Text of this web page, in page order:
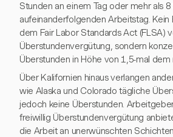
Stunden an einem Tag oder mehr als
aufeinanderfolgenden Arbeitstag.
dem Fair Labor Standards Act (FLSA)
Überstundenvergütung, sondern
Überstunden in Höhe von 1,5-mal dem
Über Kalifornien hinaus verlangen
wie Alaska und Colorado tägliche
jedoch keine Überstunden.
freiwillig Überstundenvergütung
die Arbeit an unerwünschten